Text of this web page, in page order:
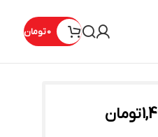
0تومان
تومان